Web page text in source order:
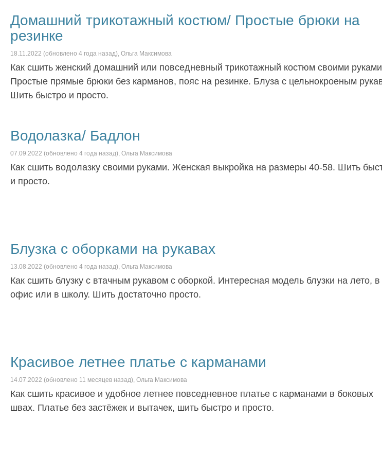
Домашний трикотажный костюм/ Простые брюки на
резинке
18.11.2022 (обновлено 4 года назад), Ольга Максимова
Как сшить женский домашний или повседневный трикотажный костюм своими
Простые прямые брюки без карманов, пояс на резинке. Блуза с цельнокроеным
Шить быстро и просто.
Водолазка/ Бадлон
07.09.2022 (обновлено 4 года назад), Ольга Максимова
Как сшить водолазку своими руками. Женская выкройка на размеры 40-58. Шить
и просто.
Блузка с оборками на рукавах
13.08.2022 (обновлено 4 года назад), Ольга Максимова
Как сшить блузку с втачным рукавом с оборкой. Интересная модель блузки на лето, в
офис или в школу. Шить достаточно просто.
Красивое летнее платье с карманами
14.07.2022 (обновлено 11 месяцев назад), Ольга Максимова
Как сшить красивое и удобное летнее повседневное платье с карманами в боковых
швах. Платье без застёжек и вытачек, шить быстро и просто.